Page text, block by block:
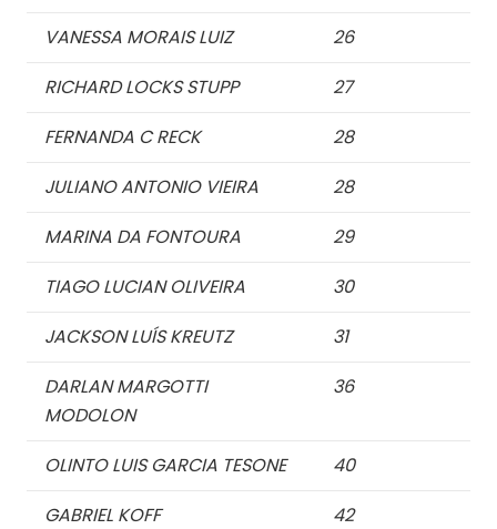
VANESSA MORAIS LUIZ
26
RICHARD LOCKS STUPP
27
FERNANDA C RECK
28
JULIANO ANTONIO VIEIRA
28
MARINA DA FONTOURA
29
TIAGO LUCIAN OLIVEIRA
30
JACKSON LUÍS KREUTZ
31
DARLAN MARGOTTI
MODOLON
36
OLINTO LUIS GARCIA TESONE
40
GABRIEL KOFF
42